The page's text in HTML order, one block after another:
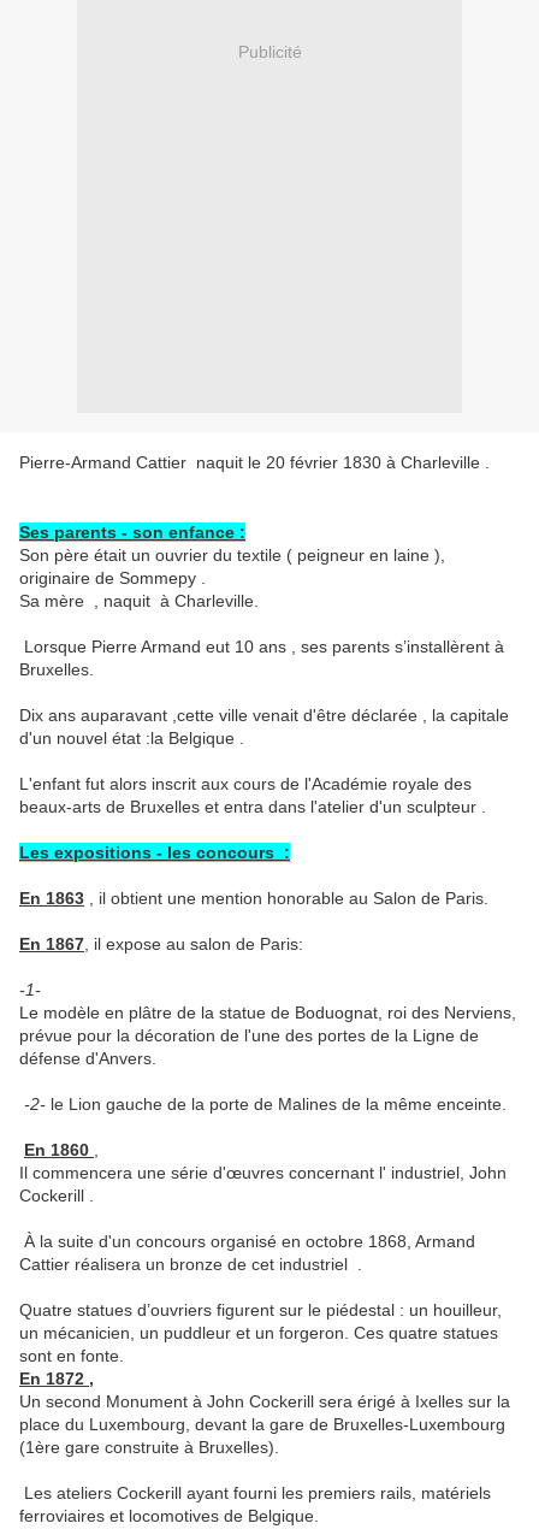
Publicité
Pierre-Armand Cattier naquit le 20 février 1830 à Charleville .
Ses parents - son enfance :
Son père était un ouvrier du textile ( peigneur en laine ),
originaire de Sommepy .
Sa mère , naquit à Charleville.
Lorsque Pierre Armand eut 10 ans , ses parents s’installèrent à
Bruxelles.
Dix ans auparavant ,cette ville venait d'être déclarée , la capitale
d'un nouvel état :la Belgique .
L'enfant fut alors inscrit aux cours de l'Académie royale des
beaux-arts de Bruxelles et entra dans l'atelier d'un sculpteur .
Les expositions - les concours :
En 1863 , il obtient une mention honorable au Salon de Paris.
En 1867 , il expose au salon de Paris:
-1-
Le modèle en plâtre de la statue de Boduognat, roi des Nerviens,
prévue pour la décoration de l'une des portes de la Ligne de
défense d'Anvers.
-2- le Lion gauche de la porte de Malines de la même enceinte.
En 1860
Il commencera une série d'œuvres concernant l' industriel, John
Cockerill .
À la suite d'un concours organisé en octobre 1868, Armand
Cattier réalisera un bronze de cet industriel .
Quatre statues d’ouvriers figurent sur le piédestal : un houilleur,
un mécanicien, un puddleur et un forgeron. Ces quatre statues
sont en fonte.
En 1872 ,
Un second Monument à John Cockerill sera érigé à Ixelles sur la
place du Luxembourg, devant la gare de Bruxelles-Luxembourg
(1ère gare construite à Bruxelles).
Les ateliers Cockerill ayant fourni les premiers rails, matériels
ferroviaires et locomotives de Belgique.